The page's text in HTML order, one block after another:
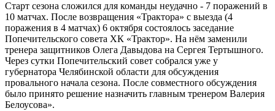
Старт сезона сложился для команды неудачно - 7 поражений в
10 матчах. После возвращения «Трактора» с выезда (4
поражения в 4 матчах) 6 октября состоялось заседание
Попечительского совета ХК «Трактор». На нём заменили
тренера защитников Олега Давыдова на Сергея Тертышного.
Через сутки Попечительский совет собрался уже у
губернатора Челябинской области для обсуждения
провального начала сезона. После совместного обсуждения
было принято решение назначить главным тренером Валерия
Белоусова».